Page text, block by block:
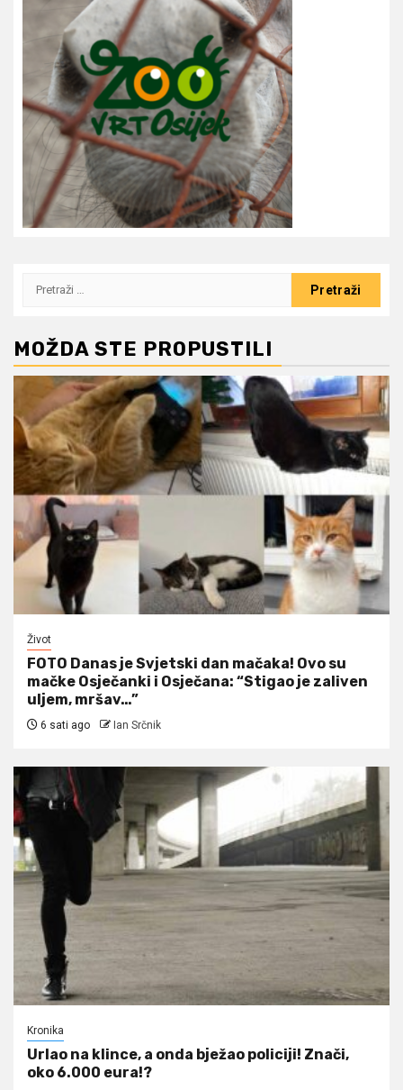
Pretraži:
MOŽDA STE PROPUSTILI
Život
FOTO Danas je Svjetski dan mačaka! Ovo su
mačke Osječanki i Osječana: “Stigao je zaliven
uljem, mršav…”
6 sati ago Ian Srčnik
Kronika
Urlao na klince, a onda bježao policiji! Znači,
oko 6.000 eura!?